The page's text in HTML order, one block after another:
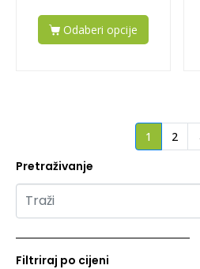
Odaberi opcije
1 2
Pretraživanje
Filtriraj po cijeni